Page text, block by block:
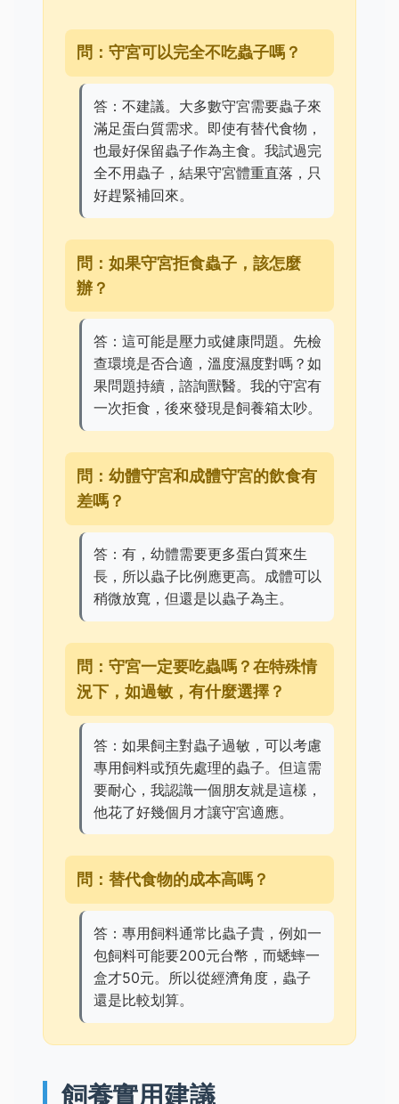
問：守宮可以完全不吃蟲子嗎？
答：不建議。大多數守宮需要蟲子來
滿足蛋白質需求。即使有替代食物，
也最好保留蟲子作為主食。我試過完
全不用蟲子，結果守宮體重直落，只
好趕緊補回來。
問：如果守宮拒食蟲子，該怎麼
辦？
答：這可能是壓力或健康問題。先檢
查環境是否合適，溫度濕度對嗎？如
果問題持續，諮詢獸醫。我的守宮有
一次拒食，後來發現是飼養箱太吵。
問：幼體守宮和成體守宮的飲食有
差嗎？
答：有，幼體需要更多蛋白質來生
長，所以蟲子比例應更高。成體可以
稍微放寬，但還是以蟲子為主。
問：守宮一定要吃蟲嗎？在特殊情
況下，如過敏，有什麼選擇？
答：如果飼主對蟲子過敏，可以考慮
專用飼料或預先處理的蟲子。但這需
要耐心，我認識一個朋友就是這樣，
他花了好幾個月才讓守宮適應。
問：替代食物的成本高嗎？
答：專用飼料通常比蟲子貴，例如一
包飼料可能要200元台幣，而蟋蟀一
盒才50元。所以從經濟角度，蟲子
還是比較划算。
飼養實用建議